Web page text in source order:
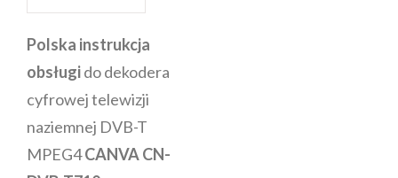
Polska instrukcja
obsługido dekodera
cyfrowej telewizji
naziemnej DVB-T
MPEG4CANVA CN-